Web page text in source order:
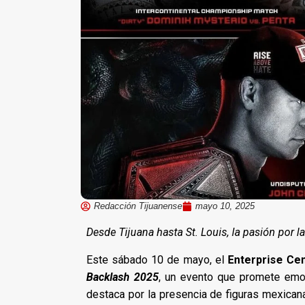
Redacción Tijuanense mayo 10, 2025
Desde Tijuana hasta St. Louis, la pasión por
Este sábado 10 de mayo, el Enterprise
Backlash 2025, un evento que promete
destaca por la presencia de figuras